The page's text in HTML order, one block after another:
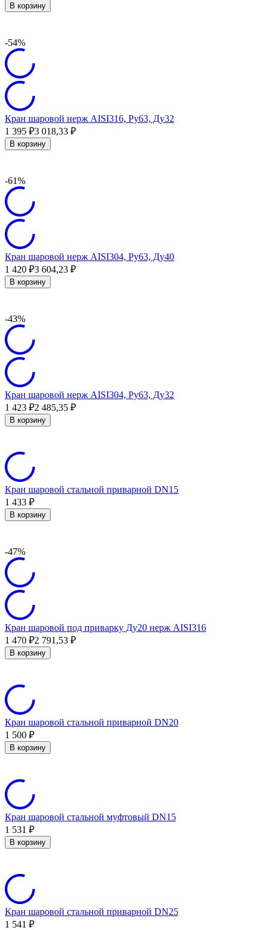
В корзину
-54%
Кран шаровой нерж AISI316, Ру63, Ду32
1 395 ₽3 018,33 ₽
В корзину
-61%
Кран шаровой нерж AISI304, Ру63, Ду40
1 420 ₽3 604,23 ₽
В корзину
-43%
Кран шаровой нерж AISI304, Ру63, Ду32
1 423 ₽2 485,35 ₽
В корзину
Кран шаровой стальной приварной DN15
1 433 ₽
В корзину
-47%
Кран шаровой под приварку Ду20 нерж AISI316
1 470 ₽2 791,53 ₽
В корзину
Кран шаровой стальной приварной DN20
1 500 ₽
В корзину
Кран шаровой стальной муфтовый DN15
1 531 ₽
В корзину
Кран шаровой стальной приварной DN25
1 541 ₽